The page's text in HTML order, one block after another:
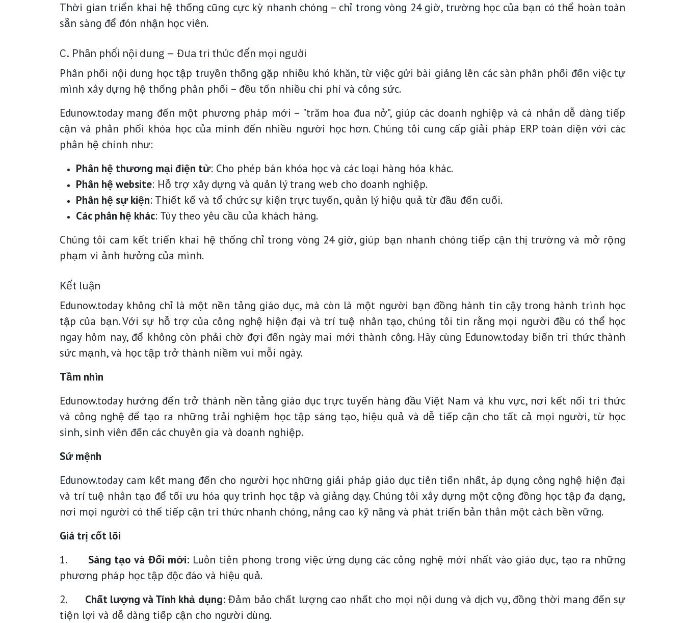
Thời gian triển khai hệ thống cũng cực kỳ nhanh chóng – chỉ trong vòng 24 giờ, trường học của bạn có thể hoàn toàn
sẵn sàng để đón nhận học viên.
C. Phân phối nội dung – Đưa tri thức đến mọi người
Phân phối nội dung học tập truyền thống gặp nhiều khó khăn, từ việc gửi bài giảng lên các sàn phân phối đến việc tự
mình xây dựng hệ thống phân phối – đều tốn nhiều chi phí và công sức.
Edunow.today mang đến một phương pháp mới – "trăm hoa đua nở", giúp các doanh nghiệp và cá nhân dễ dàng tiếp
cận và phân phối khóa học của mình đến nhiều người học hơn. Chúng tôi cung cấp giải pháp ERP toàn diện với các
phân hệ chính như:
Phân hệ thương mại điện tử: Cho phép bán khóa học và các loại hàng hóa khác.
Phân hệ website: Hỗ trợ xây dựng và quản lý trang web cho doanh nghiệp.
Phân hệ sự kiện: Thiết kế và tổ chức sự kiện trực tuyến, quản lý hiệu quả từ đầu đến cuối.
Các phân hệ khác: Tùy theo yêu cầu của khách hàng.
Chúng tôi cam kết triển khai hệ thống chỉ trong vòng 24 giờ, giúp bạn nhanh chóng tiếp cận thị trường và mở rộng
phạm vi ảnh hưởng của mình.
Kết luận
Edunow.today không chỉ là một nền tảng giáo dục, mà còn là một người bạn đồng hành tin cậy trong hành trình học
tập của bạn. Với sự hỗ trợ của công nghệ hiện đại và trí tuệ nhân tạo, chúng tôi tin rằng mọi người đều có thể học
ngay hôm nay, để không còn phải chờ đợi đến ngày mai mới thành công. Hãy cùng Edunow.today biến tri thức thành
sức mạnh, và học tập trở thành niềm vui mỗi ngày.
Tầm nhìn
Edunow.today hướng đến trở thành nền tảng giáo dục trực tuyến hàng đầu Việt Nam và khu vực, nơi kết nối tri thức
và công nghệ để tạo ra những trải nghiệm học tập sáng tạo, hiệu quả và dễ tiếp cận cho tất cả mọi người, từ học
sinh, sinh viên đến các chuyên gia và doanh nghiệp.
Sứ mệnh
Edunow.today cam kết mang đến cho người học những giải pháp giáo dục tiên tiến nhất, áp dụng công nghệ hiện đại
và trí tuệ nhân tạo để tối ưu hóa quy trình học tập và giảng dạy. Chúng tôi xây dựng một cộng đồng học tập đa dạng,
nơi mọi người có thể tiếp cận tri thức nhanh chóng, nâng cao kỹ năng và phát triển bản thân một cách bền vững.
Giá trị cốt lõi
1. Sáng tạo và Đổi mới:Luôn tiên phong trong việc ứng dụng các công nghệ mới nhất vào giáo dục, tạo ra những
phương pháp học tập độc đáo và hiệu quả.
2. Chất lượng và Tính khả dụng:Đảm bảo chất lượng cao nhất cho mọi nội dung và dịch vụ, đồng thời mang đến sự
tiện lợi và dễ dàng tiếp cận cho người dùng.